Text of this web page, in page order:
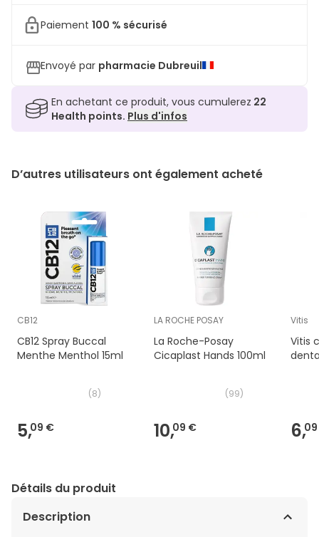
Paiement 100 % sécurisé
Envoyé par pharmacie Dubreuil
En achetant ce produit, vous cumulerez 22
Health points. Plus d'infos
D’autres utilisateurs ont également acheté
CB12
CB12 Spray Buccal
Menthe Menthol 15ml
(8)
5,09 €
LA ROCHE POSAY
La Roche-Posay
Cicaplast Hands 100ml
(99)
10,09 €
Vitis
Vitis
6,
Détails du produit
Description